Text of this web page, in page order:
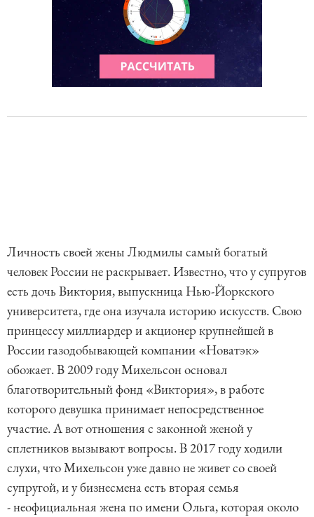
Личность своей жены Людмилы самый богатый
человек России не раскрывает. Известно, что у супругов
есть дочь Виктория, выпускница Нью-Йоркского
университета, где она изучала историю искусств. Свою
принцессу миллиардер и акционер крупнейшей в
России газодобывающей компании «Новатэк»
обожает. В 2009 году Михельсон основал
благотворительный фонд «Виктория», в работе
которого девушка принимает непосредственное
участие. А вот отношения с законной женой у
сплетников вызывают вопросы. В 2017 году ходили
слухи, что Михельсон уже давно не живет со своей
супругой, и у бизнесмена есть вторая семья
- неофициальная жена по имени Ольга, которая около